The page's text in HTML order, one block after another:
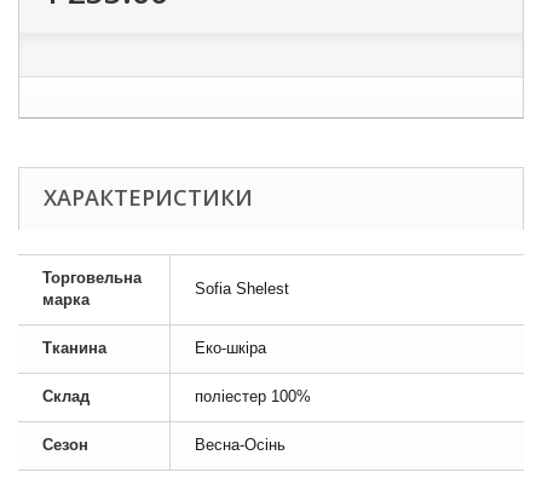
ХАРАКТЕРИСТИКИ
Торговельна
марка
Sofia Shelest
Тканина Еко-шкіра
Склад поліестер 100%
Сезон Весна-Осінь